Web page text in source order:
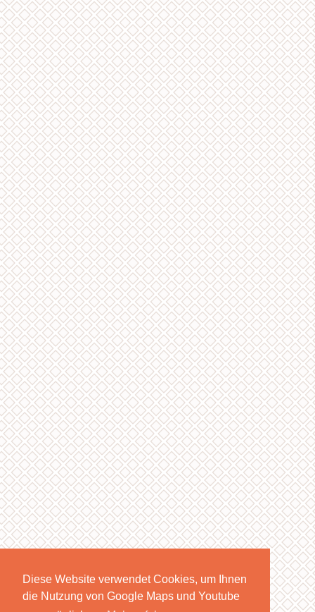
Diese Website verwendet Cookies, um Ihnen
die Nutzung von Google Maps und Youtube